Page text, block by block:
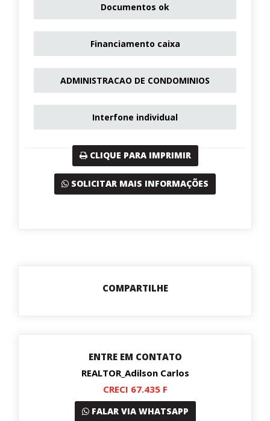
Documentos ok
Financiamento caixa
ADMINISTRACAO DE CONDOMINIOS
Interfone individual
CLIQUE PARA IMPRIMIR
SOLICITAR MAIS INFORMAÇÕES
COMPARTILHE
ENTRE EM CONTATO
REALTOR_Adilson Carlos
CRECI 67.435 F
FALAR VIA WHATSAPP